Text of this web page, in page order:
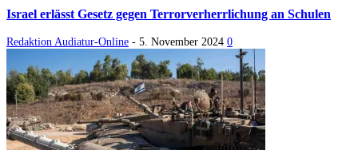
Israel erlässt Gesetz gegen Terrorverherrlichung an Schulen
Redaktion Audiatur-Online - 5. November 2024 0